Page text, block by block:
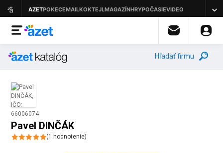
Hľadať firmu
Pavel DINČÁK
(1 hodnotenie)